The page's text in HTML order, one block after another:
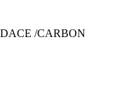
/CARBON